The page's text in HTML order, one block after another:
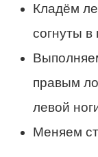
Кладём
согнуты в
правым
левой
Меняем